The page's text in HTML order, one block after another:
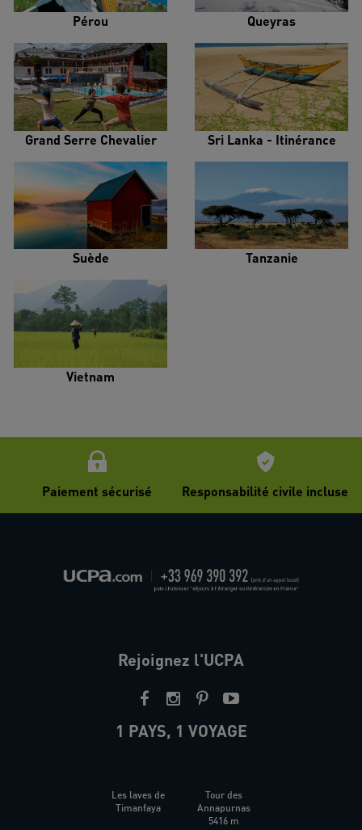
Pérou Queyras
Grand Serre Chevalier Sri Lanka - Itinérance
Suède Tanzanie
Vietnam
Paiement sécurisé Responsabilité civile incluse
Rejoignez l'UCPA
1 PAYS, 1 VOYAGE
Les laves de
Timanfaya
Tour des
Annapurnas
5416 m